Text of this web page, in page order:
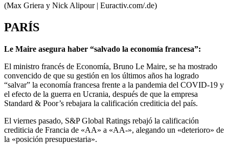
(Max Griera y Nick Alipour | Euractiv.com/.de)
PARÍS
Le Maire asegura haber “salvado la economía francesa”:
El ministro francés de Economía, Bruno Le Maire, se ha mostrado
convencido de que su gestión en los últimos años ha logrado
“salvar” la economía francesa frente a la pandemia del COVID-19 y
el efecto de la guerra en Ucrania, después de que la empresa
Standard & Poor’s rebajara la calificación crediticia del país.
El viernes pasado, S&P Global Ratings rebajó la calificación
crediticia de Francia de «AA» a «AA-», alegando un «deterioro» de
la «posición presupuestaria».